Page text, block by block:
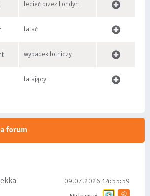
lecieć przez Londyn
latać
wypadek lotniczy
latający
forum
09.07.2026 14:55:59